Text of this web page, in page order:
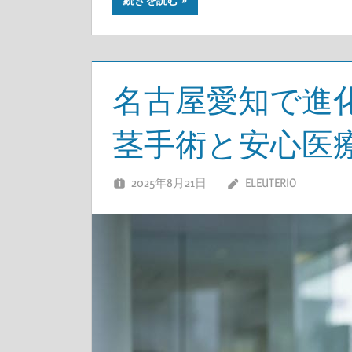
名古屋愛知で進
茎手術と安心医
2025年8月21日 ELEUTERIO